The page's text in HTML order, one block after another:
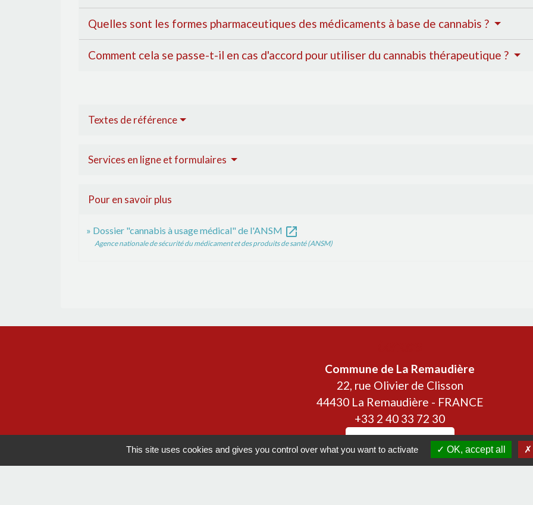
Quelles sont les formes pharmaceutiques des médicaments à base de cannabis ?
Comment cela se passe-t-il en cas d'accord pour utiliser du cannabis thérapeutique ?
Textes de référence
Services en ligne et formulaires
Pour en savoir plus
Dossier "cannabis à usage médical" de l'ANSM open_in_new
Agence nationale de sécurité du médicament et des produits de santé (ANSM)
Commune de La Remaudière
22, rue Olivier de Clisson
44430 La Remaudière - FRANCE
+33 2 40 33 72 30
Contact par formulaire
This site uses cookies and gives you control over what you want to activate OK, accept all